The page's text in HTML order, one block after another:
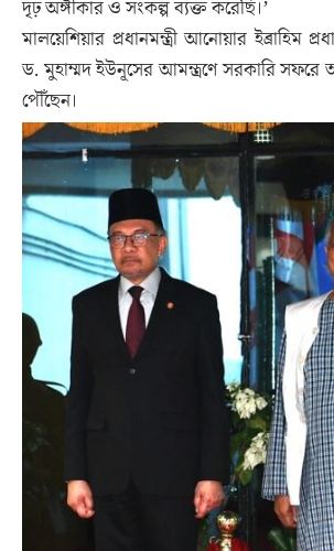
দৃঢ় অঙ্গীকার ও সংকল্প ব্যক্ত করেছি।’
মালয়েশিয়ার প্রধানমন্ত্রী আনোয়ার ইব্রাহিম
ড. মুহাম্মদ ইউনূসের আমন্ত্রণে সরকারি
পৌঁছেন।